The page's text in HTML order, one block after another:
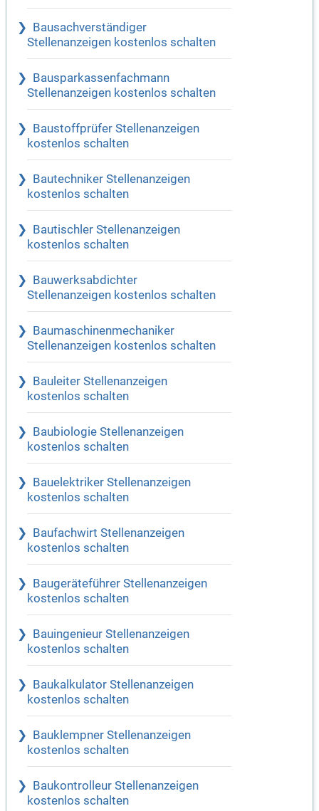
Bausachverständiger
Stellenanzeigen kostenlos schalten
Bausparkassenfachmann
Stellenanzeigen kostenlos schalten
Baustoffprüfer Stellenanzeigen
kostenlos schalten
Bautechniker Stellenanzeigen
kostenlos schalten
Bautischler Stellenanzeigen
kostenlos schalten
Bauwerksabdichter
Stellenanzeigen kostenlos schalten
Baumaschinenmechaniker
Stellenanzeigen kostenlos schalten
Bauleiter Stellenanzeigen
kostenlos schalten
Baubiologie Stellenanzeigen
kostenlos schalten
Bauelektriker Stellenanzeigen
kostenlos schalten
Baufachwirt Stellenanzeigen
kostenlos schalten
Baugeräteführer Stellenanzeigen
kostenlos schalten
Bauingenieur Stellenanzeigen
kostenlos schalten
Baukalkulator Stellenanzeigen
kostenlos schalten
Bauklempner Stellenanzeigen
kostenlos schalten
Baukontrolleur Stellenanzeigen
kostenlos schalten